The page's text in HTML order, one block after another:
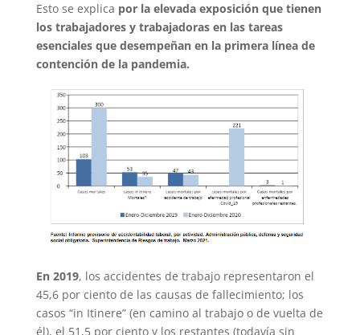
Esto se explica por la elevada exposición que tienen
los trabajadores y trabajadoras en las tareas
esenciales que desempeñan en la primera línea de
contención de la pandemia.
En 2019, los accidentes de trabajo representaron el
45,6 por ciento de las causas de fallecimiento; los
casos “in Itinere” (en camino al trabajo o de vuelta de
él), el 51,5 por ciento y los restantes (todavía sin